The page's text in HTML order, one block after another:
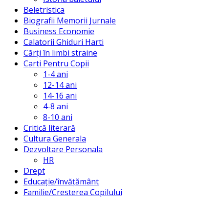
Beletristica
Biografii Memorii Jurnale
Business Economie
Calatorii Ghiduri Harti
Cărți în limbi straine
Carti Pentru Copii
1-4 ani
12-14 ani
14-16 ani
4-8 ani
8-10 ani
Critică literară
Cultura Generala
Dezvoltare Personala
HR
Drept
Educație/învățământ
Familie/Cresterea Copilului